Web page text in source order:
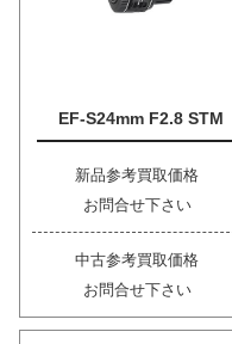
EF-S24mm F2.8 STM
新品参考買取価格
お問合せ下さい
中古参考買取価格
お問合せ下さい